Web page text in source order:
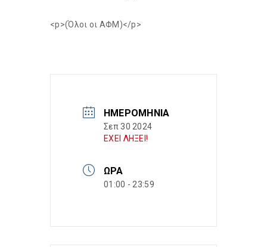
<p>(Όλοι οι ΑΦΜ)</p>
ΗΜΕΡΟΜΗΝΊΑ
Σεπ 30 2024
ΕΧΕΙ ΛΗΞΕΙ!
ΏΡΑ
01:00 - 23:59